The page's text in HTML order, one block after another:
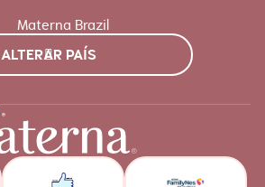
Materna Brazil
ALTERAR PAÍS